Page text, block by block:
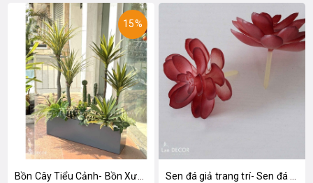
15%
Bồn Cây Tiểu Cảnh- Bồn Xương Rồng Phong Cách Sa Mạc Ấn Tượng - BC147 Sen đá giả trang trí- Sen đá 11